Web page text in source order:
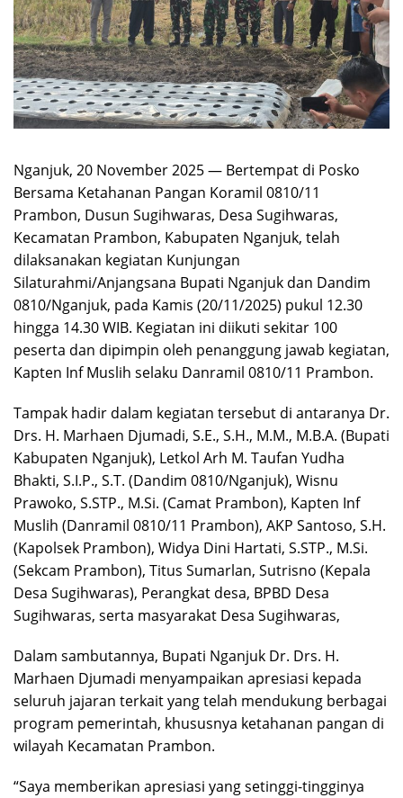
Nganjuk, 20 November 2025 — Bertempat di Posko
Bersama Ketahanan Pangan Koramil 0810/11
Prambon, Dusun Sugihwaras, Desa Sugihwaras,
Kecamatan Prambon, Kabupaten Nganjuk, telah
dilaksanakan kegiatan Kunjungan
Silaturahmi/Anjangsana Bupati Nganjuk dan Dandim
0810/Nganjuk, pada Kamis (20/11/2025) pukul 12.30
hingga 14.30 WIB. Kegiatan ini diikuti sekitar 100
peserta dan dipimpin oleh penanggung jawab kegiatan,
Kapten Inf Muslih selaku Danramil 0810/11 Prambon.
Tampak hadir dalam kegiatan tersebut di antaranya Dr.
Drs. H. Marhaen Djumadi, S.E., S.H., M.M., M.B.A. (Bupati
Kabupaten Nganjuk), Letkol Arh M. Taufan Yudha
Bhakti, S.I.P., S.T. (Dandim 0810/Nganjuk), Wisnu
Prawoko, S.STP., M.Si. (Camat Prambon), Kapten Inf
Muslih (Danramil 0810/11 Prambon), AKP Santoso, S.H.
(Kapolsek Prambon), Widya Dini Hartati, S.STP., M.Si.
(Sekcam Prambon), Titus Sumarlan, Sutrisno (Kepala
Desa Sugihwaras), Perangkat desa, BPBD Desa
Sugihwaras, serta masyarakat Desa Sugihwaras,
Dalam sambutannya, Bupati Nganjuk Dr. Drs. H.
Marhaen Djumadi menyampaikan apresiasi kepada
seluruh jajaran terkait yang telah mendukung berbagai
program pemerintah, khususnya ketahanan pangan di
wilayah Kecamatan Prambon.
“Saya memberikan apresiasi yang setinggi-tingginya